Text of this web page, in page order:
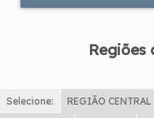
Regiões
Selecione: REGIÃO CENTRAL